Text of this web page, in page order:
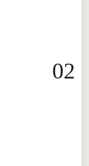
02